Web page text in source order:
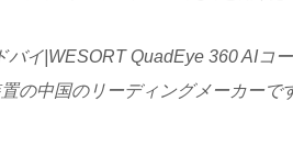
バイ|WESORT QuadEye 360 AIコ
の中国のリーディングメーカーで